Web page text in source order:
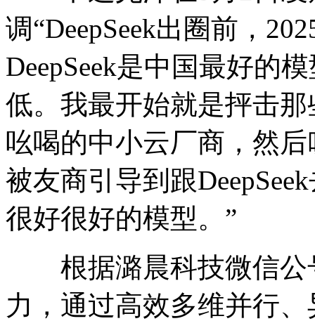
调“DeepSeek出圈前，
DeepSeek是中国最好的
低。我最开始就是抨击那
吆喝的中小云厂商，然
被友商引导到跟
很好很好的模型。”
根据潞晨科技微信公
力，通过高效多维并行